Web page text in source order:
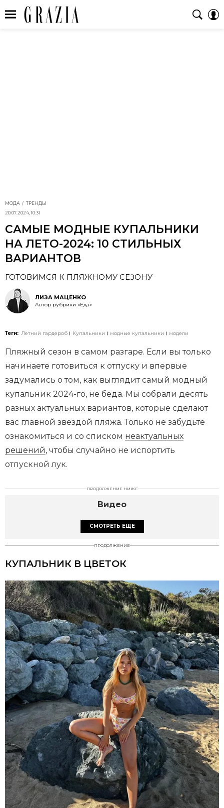
МОДА
ТРЕНДЫ
20.07.2024, 10:31
САМЫЕ МОДНЫЕ КУПАЛЬНИКИ
НА ЛЕТО-2024: 10 СТИЛЬНЫХ
ВАРИАНТОВ
ГОТОВИМСЯ К ПЛЯЖНОМУ СЕЗОНУ
ЛИЗА МАЦЕНКО
Автор рубрики «Еда»
Теги: Летний гардероб Купальники модные купальники модели
Пляжный сезон в самом разгаре. Если вы только
начинаете готовиться к отпуску и впервые
задумались о том, как выглядит самый модный
купальник 2024-го, не беда. Мы собрали десять
разных актуальных вариантов, которые сделают
вас главной звездой пляжа. Только не забудьте
ознакомиться и со списком неактуальных
решений, чтобы случайно не испортить
отпускной лук.
ПРОДОЛЖЕНИЕ НИЖЕ
Видео
СМОТРЕТЬ ЕЩЕ
ПРОДОЛЖЕНИЕ
КУПАЛЬНИК В ЦВЕТОК